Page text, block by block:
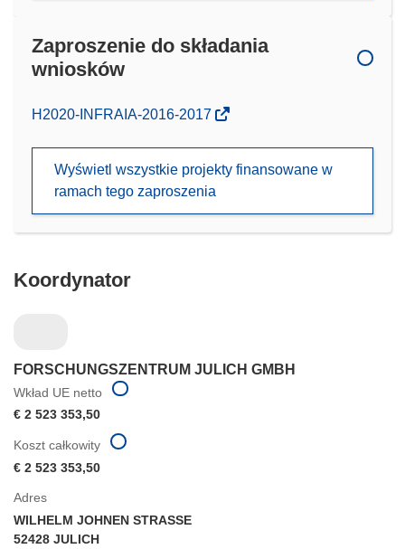
Zaproszenie do składania
wniosków
(odnośnik
nowym
H2020-INFRAIA-2016-2017
Wyświetl wszystkie projekty finansowane w
ramach tego zaproszenia
Koordynator
FORSCHUNGSZENTRUM JULICH GMBH
Wkład UE netto
€ 2 523 353,50
Adres
WILHELM JOHNEN STRASSE
52428 JULICH
Koszt całkowity
€ 2 523 353,50